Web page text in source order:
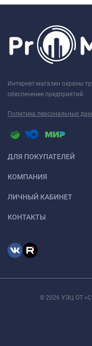
Интернет-магазин охраны
обеспечение предприятий.
Политика персональных
ДЛЯ ПОКУПАТЕЛЕЙ
КОМПАНИЯ
ЛИЧНЫЙ КАБИНЕТ
КОНТАКТЫ
© 2026 УЭЦ ОТ